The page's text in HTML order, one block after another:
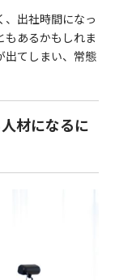
、出社時間になっ
もあるかもしれま
出てしまい、常態
材になるに